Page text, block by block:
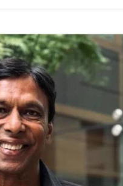
विस्‍फोट,
14
की